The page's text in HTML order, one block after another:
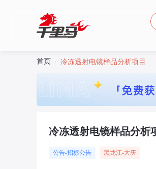
首页 冷冻透射电镜样品分析项目
冷冻透射电镜样品分析
公告-招标公告 黑龙江-大庆